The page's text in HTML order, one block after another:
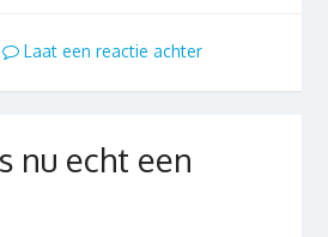
Laat een reactie achter
nu echt een